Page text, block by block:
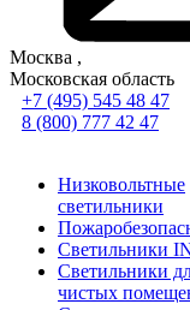
Москва ,
Московская область
+7 (495) 545 48 47
8 (800) 777 42 47
Низковольтные
светильники
Светильники
Светильники
чистых